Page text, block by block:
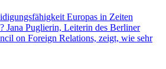
Europas in Zeiten
Jana Puglierin, Leiterin des Berliner
on Foreign Relations, zeigt, wie sehr